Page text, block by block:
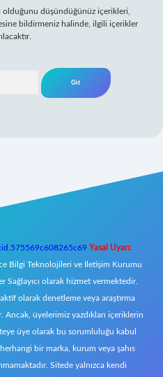
olduğunu düşündüğünüz içerikleri,
bildirmeniz halinde, ilgili içerikler
Yasal Uyarı:
Bilgi Teknolojileri ve İletişim Kurumu
Sağlayıcı olarak hizmet vermektedir.
olarak denetleme veya araştırma
üyelerimiz yazdıkları içeriklerin
üye olarak bu sorumluluğu kabul
bir marka, kurum veya şahıs
Sitede yalnızca kendi